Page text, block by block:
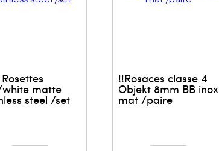
matte
steel /set
!!Rosaces classe 4
Objekt 8mm BB inox
mat /paire